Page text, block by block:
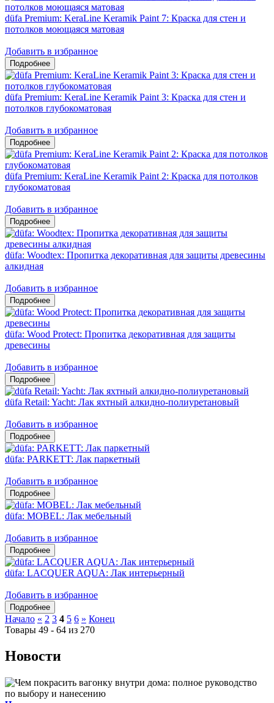
düfa Premium: KeraLine Keramik Paint 7: Краска для стен и
потолков моющаяся матовая
Добавить в избранное
düfa Premium: KeraLine Keramik Paint 3: Краска для стен и
потолков глубокоматовая
Добавить в избранное
düfa Premium: KeraLine Keramik Paint 2: Краска для потолков
глубокоматовая
Добавить в избранное
düfa: Woodtex: Пропитка декоративная для защиты древесины
алкидная
Добавить в избранное
düfa: Wood Protect: Пропитка декоративная для защиты
древесины
Добавить в избранное
düfa Retail: Yacht: Лак яхтный алкидно-полиуретановый
Добавить в избранное
düfa: PARKETT: Лак паркетный
Добавить в избранное
düfa: MOBEL: Лак мебельный
Добавить в избранное
düfa: LACQUER AQUA: Лак интерьерный
Добавить в избранное
Начало « 2 3 4 5 6 » Конец
Товары 49 - 64 из 270
Новости